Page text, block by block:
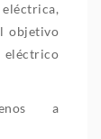
objetivo
eléctrico
a